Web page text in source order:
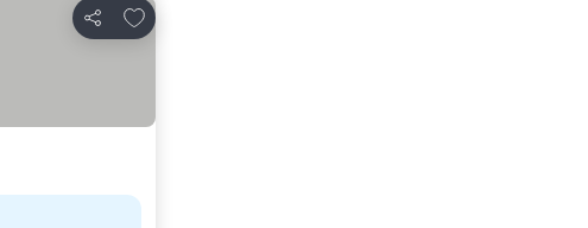
Partilhar
Adicionar aos favoritos